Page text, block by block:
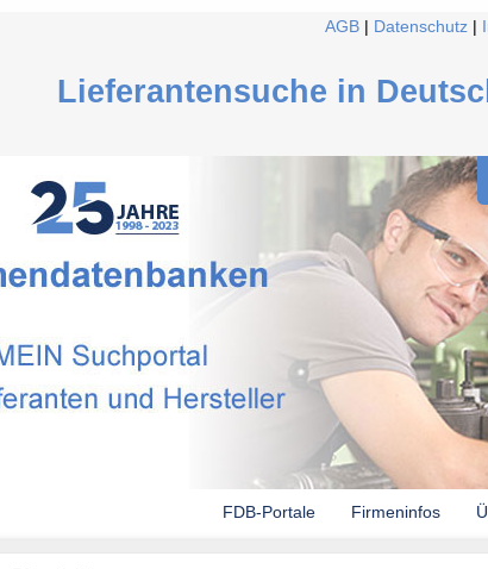
AGB Datenschutz
Lieferantensuche in
FDB-Portale Firmeninfos